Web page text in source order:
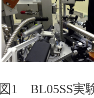
図1 BL05SS実